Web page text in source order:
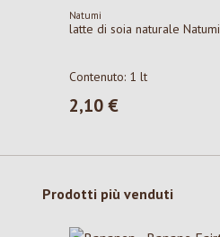
Natumi
latte di soia naturale Natumi
Contenuto: 1 lt
Prezzo normale:
2,10 €
Salta la galleria dei prodotti
Prodotti più venduti